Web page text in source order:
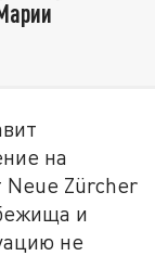
на
Neue Zürcher
и
не